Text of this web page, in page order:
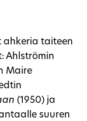
ahkeria taiteen
Ahlströmin
Maire
(1950) ja
suuren